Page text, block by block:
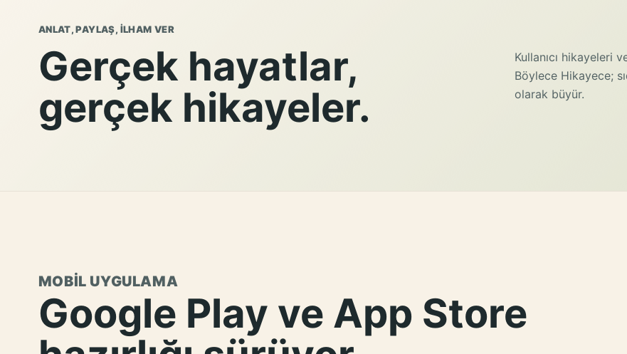
ANLAT, PAYLAŞ, ILHAM VER
Gerçek hayatlar,
gerçek hikayeler.
Kullanıcı hikayeleri
Böylece Hikayece;
olarak büyür.
MOBIL UYGULAMA
Google Play ve App Store